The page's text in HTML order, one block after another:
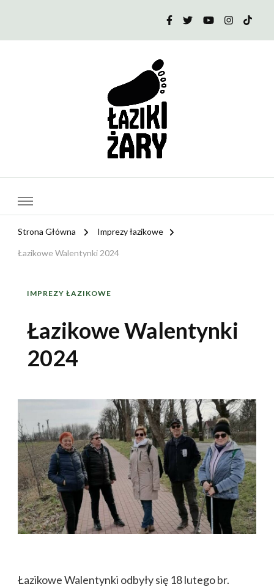
Strona Główna Imprezy łazikowe
Łazikowe Walentynki 2024
IMPREZY ŁAZIKOWE
Łazikowe Walentynki
2024
Łazikowe Walentynki odbyły się 18 lutego br.